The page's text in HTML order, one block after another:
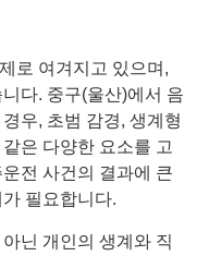
로 여겨지고 있으며,
다. 중구(울산)에서 음
우, 초범 감경, 생계형
은 다양한 요소를 고
전 사건의 결과에 큰
필요합니다.
닌 개인의 생계와 직